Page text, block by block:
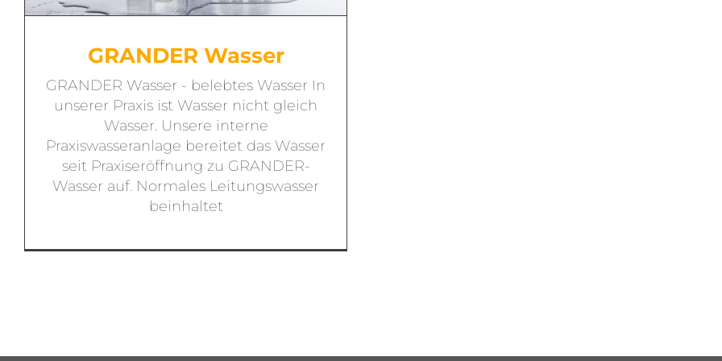
GRANDER Wasser
GRANDER Wasser - belebtes Wasser In
unserer Praxis ist Wasser nicht gleich
Wasser. Unsere interne
Praxiswasseranlage bereitet das Wasser
seit Praxiseröffnung zu GRANDER-
Wasser auf. Normales Leitungswasser
beinhaltet